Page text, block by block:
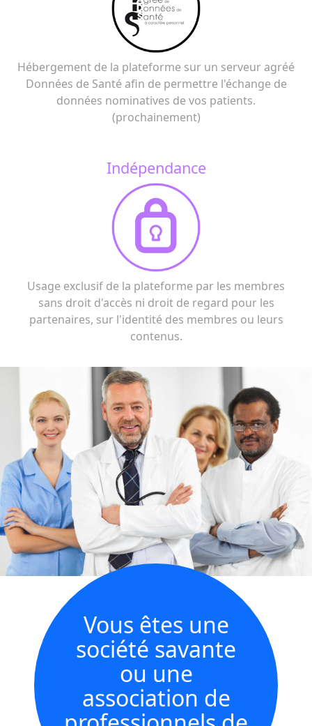
Hébergement de la plateforme sur un serveur agréé
Données de Santé afin de permettre l'échange de
données nominatives de vos patients.
(prochainement)
Indépendance
Usage exclusif de la plateforme par les membres
sans droit d'accès ni droit de regard pour les
partenaires, sur l'identité des membres ou leurs
contenus.
Vous êtes une
société savante
ou une
association de